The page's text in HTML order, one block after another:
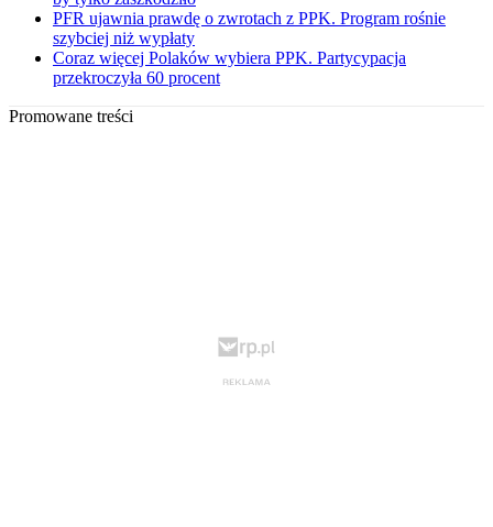
PFR ujawnia prawdę o zwrotach z PPK. Program rośnie
szybciej niż wypłaty
Coraz więcej Polaków wybiera PPK. Partycypacja
przekroczyła 60 procent
Promowane treści